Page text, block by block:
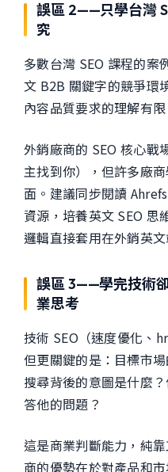
誤區 2——只學台灣
究
多數台灣 SEO 課程的案
文 B2B 關鍵字的競爭環
內容品質要求的理解有限
外銷廠商的 SEO 核心戰
主找到你），但許多廠
面。建議同步閱讀
資源，培養英文 SEO 思
邏輯直接套用在外銷英文
誤區 3——學完技術
業思考
技術 SEO（速度優化、
但更關鍵的是：目標市
搜尋背後的意圖是什麼
答他的問題？
這是商業判斷能力，純
商的優勢在於對產品和